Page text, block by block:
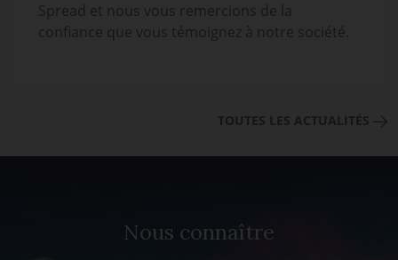
Spread et nous vous remercions de la
confiance que vous témoignez à notre société.
TOUTES LES ACTUALITÉS
Nous connaître